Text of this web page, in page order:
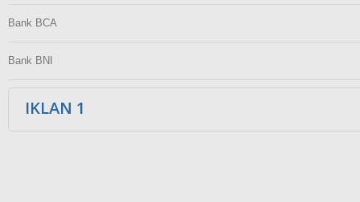
Bank BCA
Bank BNI
IKLAN 1